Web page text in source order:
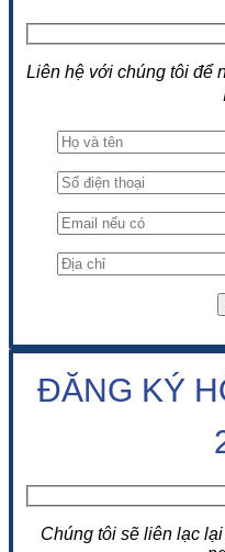
Liên hệ với chúng tôi để
ĐĂNG KÝ
Chúng tôi sẽ liên lạc